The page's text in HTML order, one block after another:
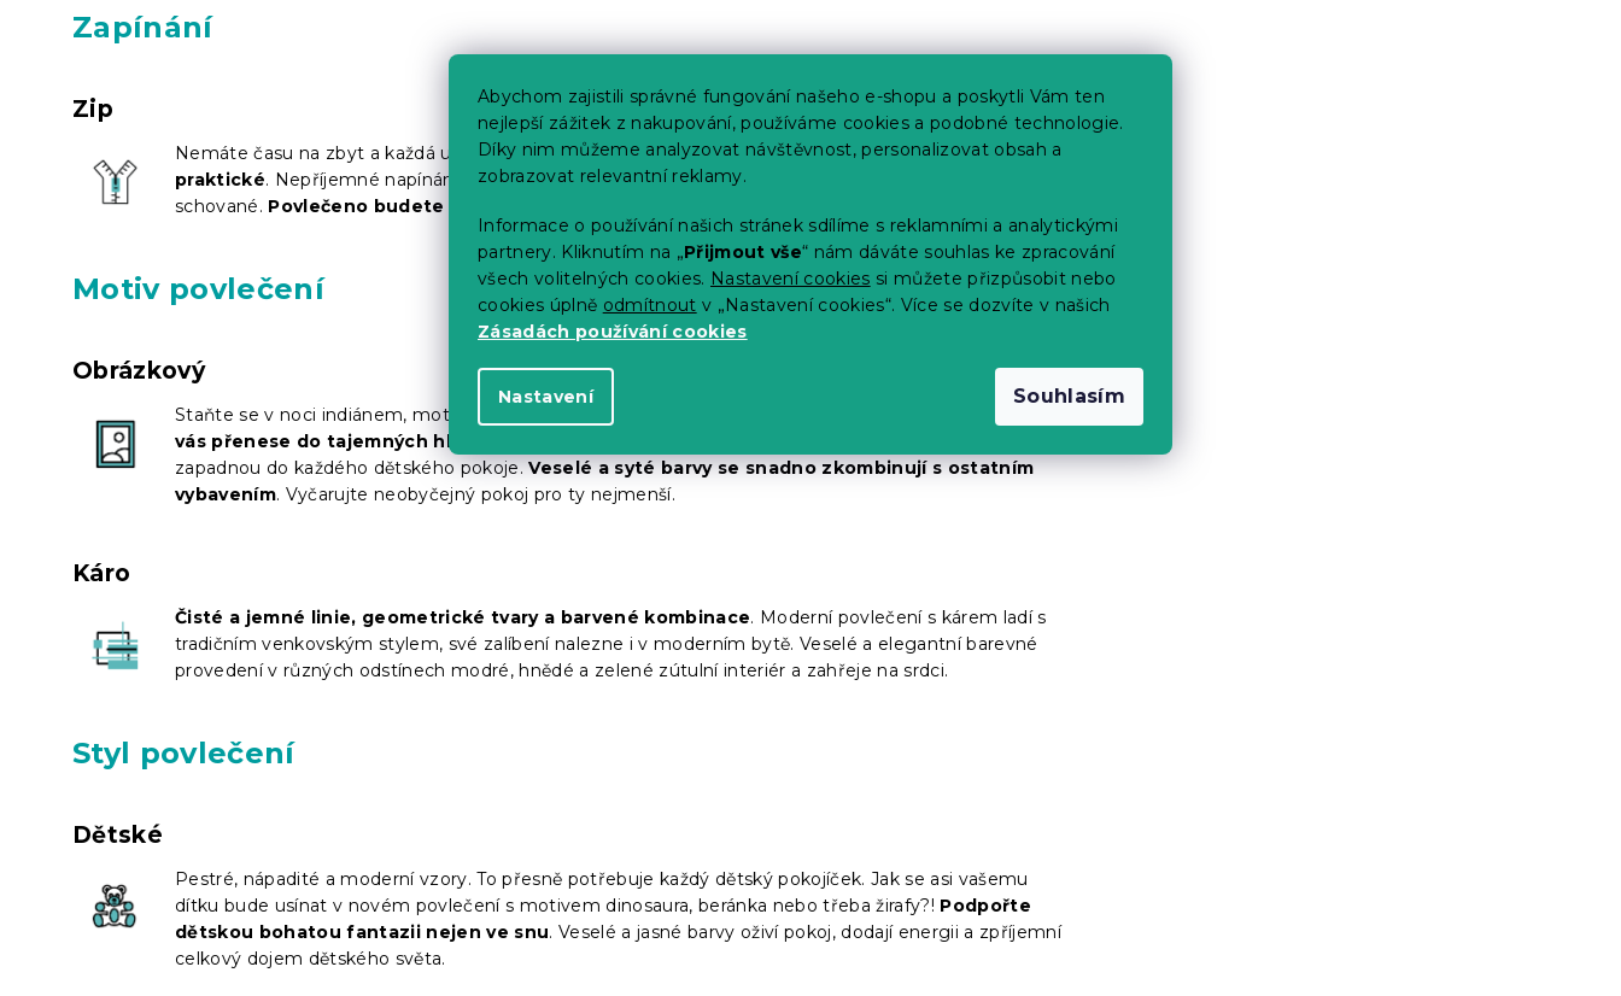
Abychom zajistili správné fungování našeho e-shopu a poskytli Vám ten
nejlepší zážitek z nakupování, používáme cookies a podobné technologie.
Díky nim můžeme analyzovat návštěvnost, personalizovat obsah a
zobrazovat relevantní reklamy.
Informace o používání našich stránek sdílíme s reklamními a analytickými
partnery. Kliknutím na „Přijmout vše“ nám dáváte souhlas ke zpracování
všech volitelných cookies. Nastavení cookies si můžete přizpůsobit nebo
cookies úplně odmítnout v „Nastavení cookies“. Více se dozvíte v našich
Zásadách používání cookies
Nastavení Souhlasím
Zapínání
Zip
Nemáte času na zbyt a každá ušetřená minuta se hodí?!Povlečení na zip, je rychlé, pohodlné a
praktické. Nepříjemné napínání, tlačení či škrábání jsou tabu. Zip i jezdec jsou ploché a pečlivě
schované. Povlečeno budete mít během okamžiku
Motiv povlečení
Obrázkový
Staňte se v noci indiánem, motorkářem nebo se ponořte do říše pohádek.
vás přenese do tajemných hlubin snů
zapadnou do každého dětského pokoje.Veselé a syté barvy se snadno zkombinují s ostatním
vybavením. Vyčarujte neobyčejný pokoj pro ty nejmenší.
Káro
Čisté a jemné linie, geometrické tvary a barvené kombinace. Moderní povlečení s kárem ladí s
tradičním venkovským stylem, své zalíbení nalezne i v moderním bytě. Veselé a elegantní barevné
provedení v různých odstínech modré, hnědé a zelené zútulní interiér a zahřeje na srdci.
Styl povlečení
Dětské
Pestré, nápadité a moderní vzory. To přesně potřebuje každý dětský pokojíček. Jak se asi vašemu
dítku bude usínat v novém povlečení s motivem dinosaura, beránka nebo třeba žirafy?! Podpořte
dětskou bohatou fantazii nejen ve snu. Veselé a jasné barvy oživí pokoj, dodají energii a zpříjemní
celkový dojem dětského světa.